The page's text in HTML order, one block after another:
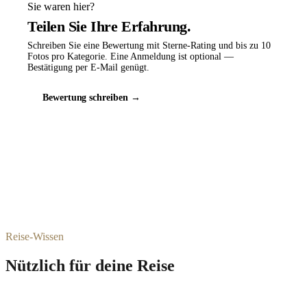
Sie waren hier?
Teilen Sie Ihre Erfahrung.
Schreiben Sie eine Bewertung mit Sterne-Rating und bis zu 10
Fotos pro Kategorie. Eine Anmeldung ist optional —
Bestätigung per E-Mail genügt.
Bewertung schreiben →
Reise-Wissen
Nützlich für deine Reise